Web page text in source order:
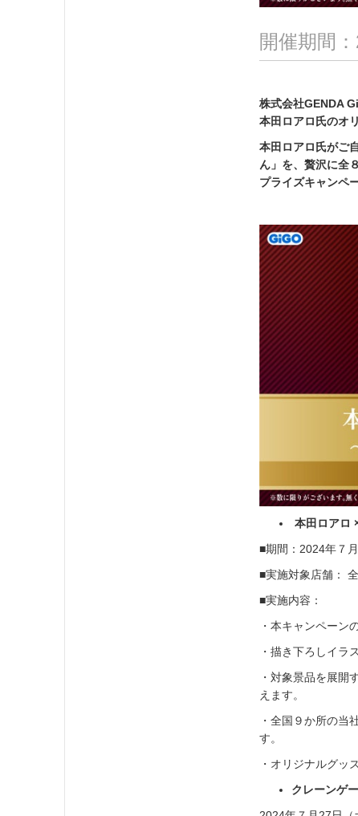
開催期間
株式会社GENDA
本田ロアロ氏のオ
本田ロアロ氏がご
ん」を、贅沢に全
プライズキャンペ
本田ロアロ
■期間：2024年７
■実施対象店舗：
■実施内容：
・本キャンペーン
・描き下ろしイラ
・対象景品を展開
えます。
・全国９か所の当
す。
・オリジナルグッ
クレーンゲ